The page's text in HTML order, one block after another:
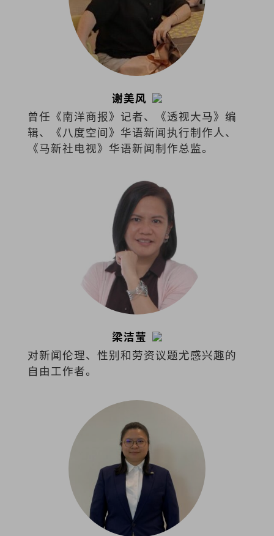
谢美风
曾任《南洋商报》记者、《透视大马》编
辑、《八度空间》华语新闻执行制作人、
《马新社电视》华语新闻制作总监。
梁洁莹
对新闻伦理、性别和劳资议题尤感兴趣的
自由工作者。